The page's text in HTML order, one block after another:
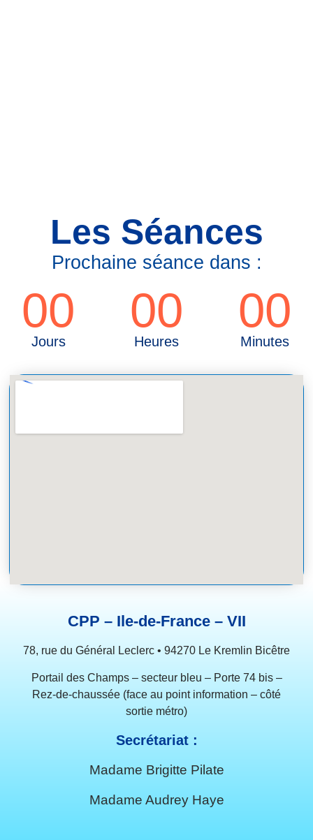
Les Séances
Prochaine séance dans :
00
Jours
00
Heures
00
Minutes
CPP – Ile-de-France – VII
78, rue du Général Leclerc • 94270 Le Kremlin Bicêtre
Portail des Champs – secteur bleu – Porte 74 bis –
Rez-de-chaussée (face au point information – côté
sortie métro)
Secrétariat :
Madame Brigitte Pilate
Madame Audrey Haye